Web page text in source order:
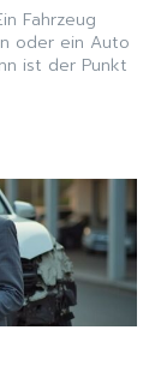
Fahrzeug
oder ein Auto
ist der Punkt